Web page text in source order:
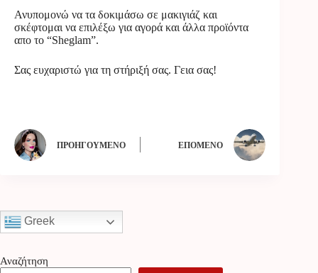
Ανυπομονώ να τα δοκιμάσω σε μακιγιάζ και
σκέφτομαι να επιλέξω για αγορά και άλλα προϊόντα
απο το “Sheglam”.
Σας ευχαριστώ για τη στήριξή σας. Γεια σας!
ΠΡΟΗΓΟΎΜΕΝΟ ΕΠΌΜΕΝΟ
Greek
Αναζήτηση